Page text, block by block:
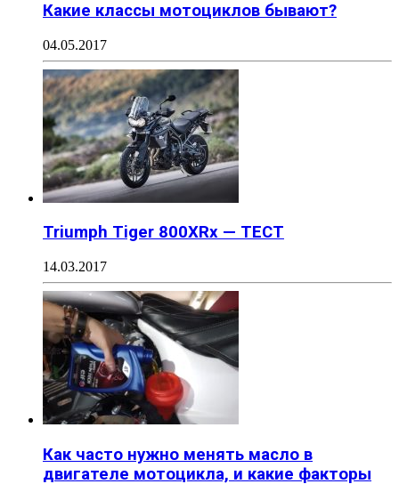
Какие классы мотоциклов бывают?
04.05.2017
Triumph Tiger 800XRx — ТЕСТ
14.03.2017
Как часто нужно менять масло в
двигателе мотоцикла, и какие факторы